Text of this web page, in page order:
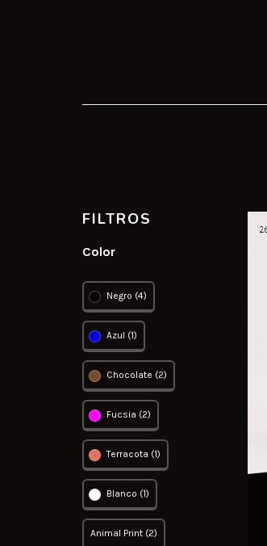
FILTROS
Color
Negro (4)
Azul (1)
Chocolate (2)
Fucsia (2)
Terracota (1)
Blanco (1)
Animal Print (2)